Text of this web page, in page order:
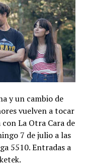
y un cambio de
vuelven a tocar
La Otra Cara de
7 de julio a las
5510. Entradas a